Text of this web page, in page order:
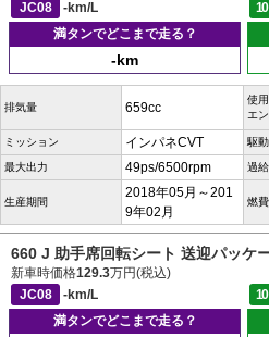
JC08 -km/L
満タンでどこまで走る？
-km
排気量 659cc
使
エ
ミッション インパネCVT 駆
最大出力 49ps/6500rpm 過
生産期間
2018年05月～201
9年02月
燃
660 J 助手席回転シート 送迎パッケ
新車時価格129.3万円(税込)
JC08
-km/L
満タンでどこまで走る？